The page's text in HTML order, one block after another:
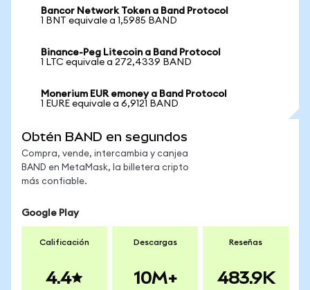
Bancor Network Token a Band Protocol
1 BNT equivale a 1,5985 BAND
Binance-Peg Litecoin a Band Protocol
1 LTC equivale a 272,4339 BAND
Monerium EUR emoney a Band Protocol
1 EURE equivale a 6,9121 BAND
Obtén BAND en segundos
Compra, vende, intercambia y canjea
BAND en MetaMask, la billetera cripto
más confiable.
Google Play
Calificación
4.4
Descargas
10M+
Reseñas
483.9K